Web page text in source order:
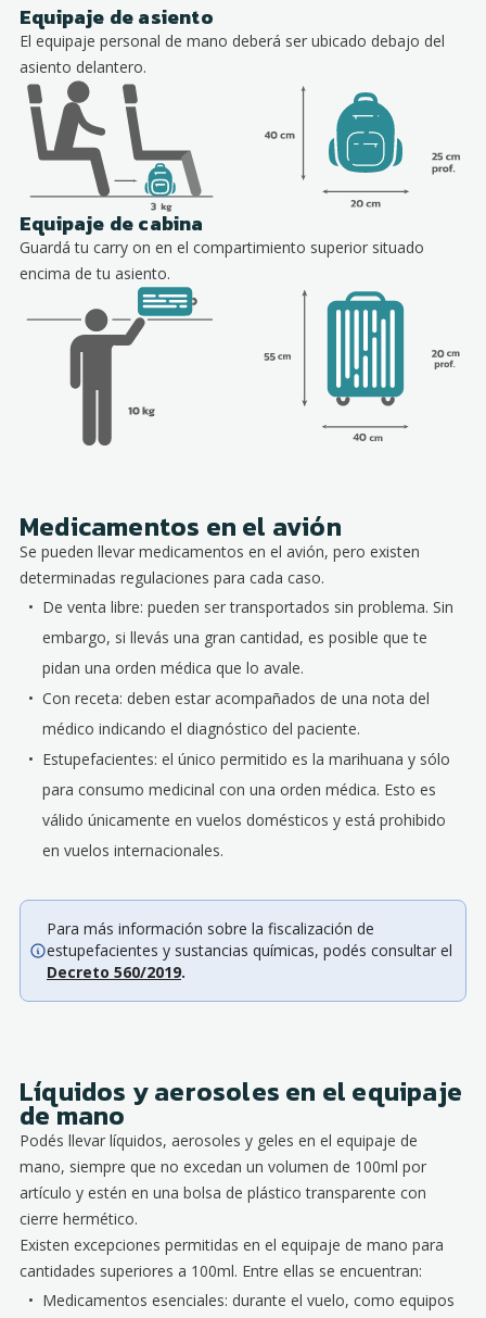
Equipaje de asiento
El equipaje personal de mano deberá ser ubicado debajo del
asiento delantero.
Equipaje de cabina
Guardá tu carry on en el compartimiento superior situado
encima de tu asiento.
Medicamentos en el avión
Se pueden llevar medicamentos en el avión, pero existen
determinadas regulaciones para cada caso.
De venta libre: pueden ser transportados sin problema. Sin
embargo, si llevás una gran cantidad, es posible que te
pidan una orden médica que lo avale.
Con receta: deben estar acompañados de una nota del
médico indicando el diagnóstico del paciente.
Estupefacientes: el único permitido es la marihuana y sólo
para consumo medicinal con una orden médica. Esto es
válido únicamente en vuelos domésticos y está prohibido
en vuelos internacionales.
Para más información sobre la fiscalización de
estupefacientes y sustancias químicas, podés consultar el
Decreto 560/2019.
Líquidos y aerosoles en el equipaje
de mano
Podés llevar líquidos, aerosoles y geles en el equipaje de
mano, siempre que no excedan un volumen de 100ml por
artículo y estén en una bolsa de plástico transparente con
cierre hermético.
Existen excepciones permitidas en el equipaje de mano para
cantidades superiores a 100ml. Entre ellas se encuentran:
Medicamentos esenciales: durante el vuelo, como equipos